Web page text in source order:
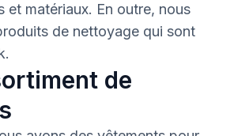
et matériaux. En outre, nous
de nettoyage qui sont
de